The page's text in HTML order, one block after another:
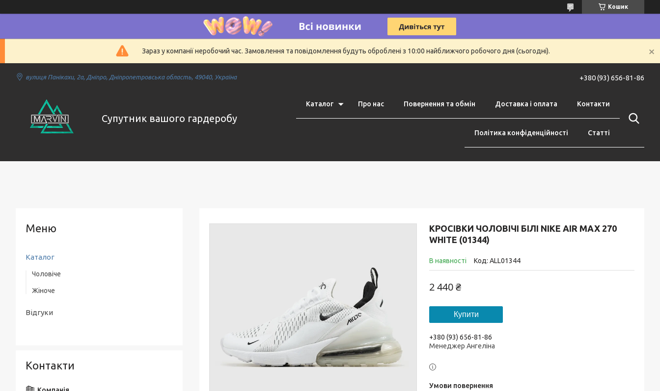
Кошик
Зараз у компанії неробочий час. Замовлення та повідомлення будуть оброблені з 10:00 найближчого робочого дня (сьогодні).
вулиця Панікахи, 2а, Дніпро, Дніпропетровська область, 49040, Україна +380 (93) 656-81-86
Супутник вашого гардеробу
Каталог Про нас Повернення та обмін Доставка і оплата Контакти
Політика конфіденційності Статті
КРОСІВКИ ЧОЛОВІЧІ БІЛІ NIKE AIR MAX 270
WHITE (01344)
В наявності Код: ALL01344
2 440 ₴
Купити
+380 (93) 656-81-86
Менеджер Ангеліна
Каталог
Чоловіче
Верхній одяг
Жіноче
Відгуки
Контакти